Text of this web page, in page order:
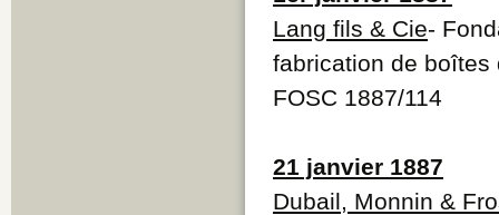
Lang fils & Cie-
fabrication de boîtes
FOSC 1887/114
21 janvier 1887
Dubail, Monnin &